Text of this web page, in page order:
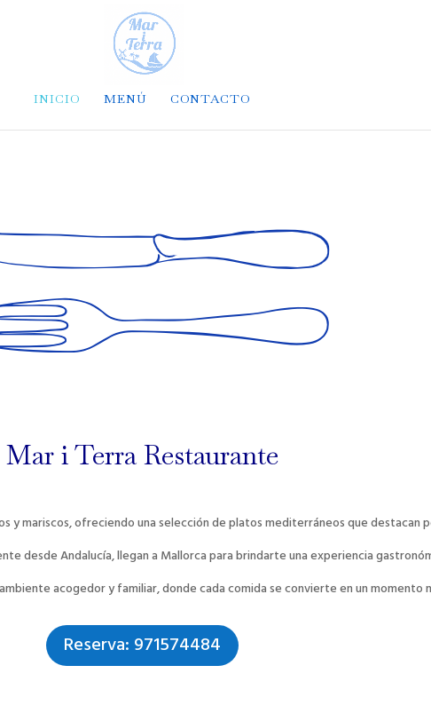
INICIO MENÚ CONTACTO
Mar i Terra Restaurante
s y mariscos, ofreciendo una selección de platos mediterráneos que destacan
desde Andalucía, llegan a Mallorca para brindarte una experiencia
acogedor y familiar, donde cada comida se convierte en un momento
Reserva: 971574484